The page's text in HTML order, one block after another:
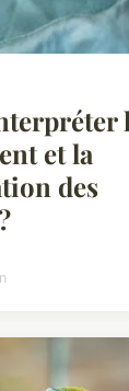
et la
des